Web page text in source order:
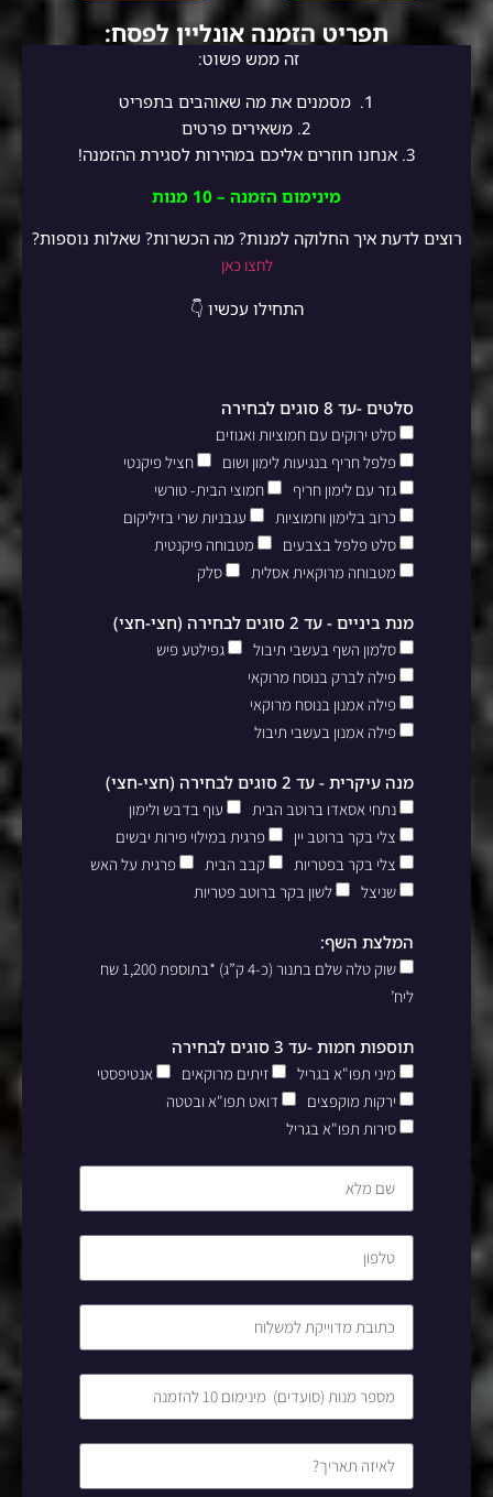
תפריט הזמנה אונליין לפסח:
זה ממש פשוט:
1.
מסמנים את מה שאוהבים בתפריט
2. משאירים פרטים
3. אנחנו חוזרים אליכם במהירות לסגירת ההזמנה!
מינימום הזמנה – 10 מנות
רוצים לדעת איך החלוקה למנות? מה הכשרות? שאלות נוספות?
לחצו כאן
התחילו עכשיו 👇
סלטים -עד 8 סוגים לבחירה
סלט ירוקים עם חמוציות ואגוזים
פלפל חריף בנגיעות לימון ושום
חציל פיקנטי
גזר עם לימון חריף
חמוצי הבית- טורשי
כרוב בלימון וחמוציות
עגבניות שרי בזיליקום
סלט פלפל בצבעים
מטבוחה פיקנטית
מטבוחה מרוקאית אסלית
סלק
מנת ביניים - עד 2 סוגים לבחירה (חצי-חצי)
סלמון השף בעשבי תיבול
גפילטע פיש
פילה לברק בנוסח מרוקאי
פילה אמנון בנוסח מרוקאי
פילה אמנון בעשבי תיבול
מנה עיקרית - עד 2 סוגים לבחירה (חצי-חצי)
נתחי אסאדו ברוטב הבית
עוף בדבש ולימון
צלי בקר ברוטב יין
פרגית במילוי פירות יבשים
צלי בקר בפטריות
קבב הבית
פרגית על האש
שניצל
לשון בקר ברוטב פטריות
המלצת השף:
שוק טלה שלם בתנור (כ-4 ק”ג) *בתוספת 1,200 שח
ליח’
תוספות חמות -עד 3 סוגים לבחירה
מיני תפו"א בגריל זיתים מרוקאים
אנטיפסטי
ירקות מוקפצים
דואט תפו"א ובטטה
סירות תפו"א בגריל